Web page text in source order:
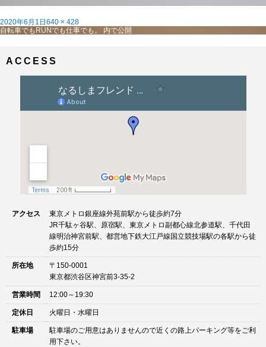
投
稿
2020年6月1日 フ
ル
640 × 428
投
ゲ
自転車でもRUNでも仕事でも。 内で公開
ACCESS
アクセス
東京メトロ銀座線外苑前駅から徒歩約7分
JR千駄ヶ谷駅、原宿駅、東京メトロ副都心線北参道駅、千代田
線明治神宮前駅、都営地下鉄大江戸線国立競技場駅の各駅から徒
歩約15分
所在地
〒150-0001
東京都渋谷区神宮前3-35-2
営業時間 12:00～19:30
定休日 火曜日・水曜日
駐車場
駐車場のご用意はありませんので近くの路上パーキング等をご利
用下さい。